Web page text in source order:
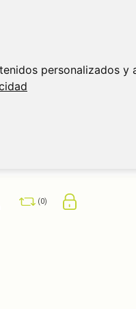
personalizados y
0